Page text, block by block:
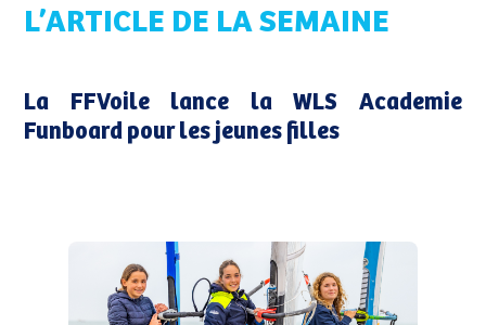
L’ARTICLE DE LA SEMAINE
La FFVoile lance la WLS Academie
Funboard pour les jeunes filles